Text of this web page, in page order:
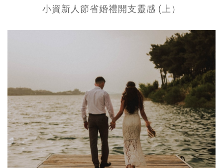
小資新人節省婚禮開支靈感 (上）